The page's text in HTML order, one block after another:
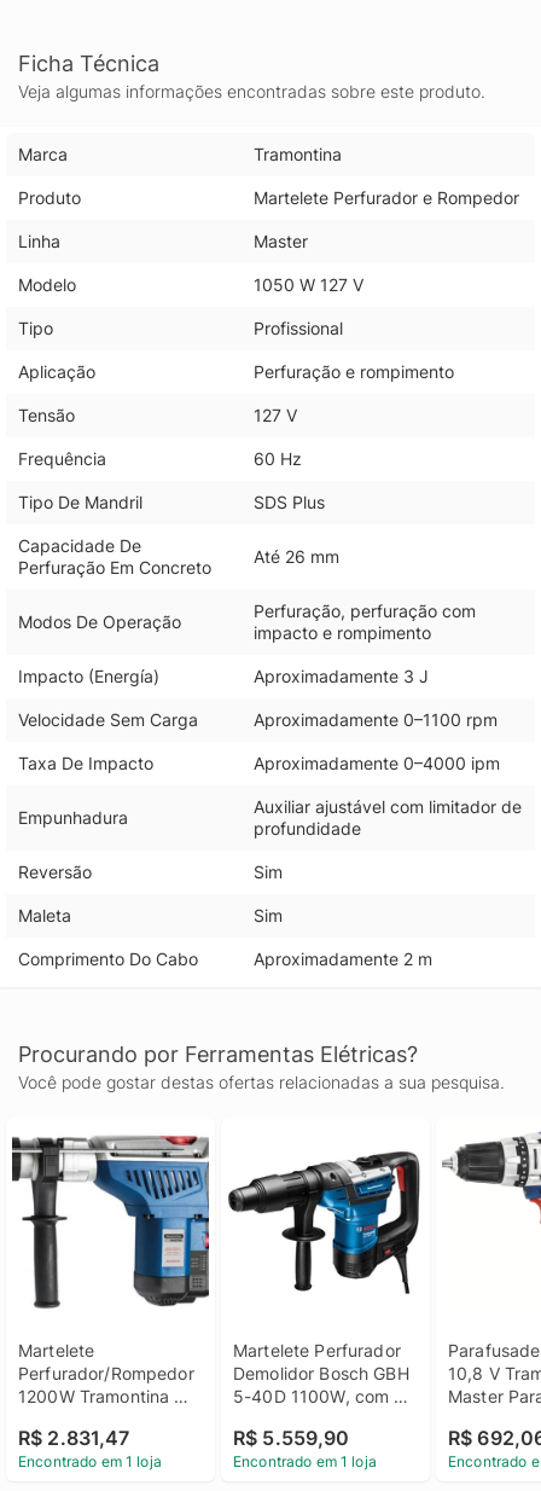
Ficha Técnica
Veja algumas informações encontradas sobre este produto.
Marca Tramontina
Produto Martelete Perfurador e Rompedor
Linha Master
Modelo 1050 W 127 V
Tipo Profissional
Aplicação Perfuração e rompimento
Tensão 127 V
Frequência 60 Hz
Tipo De Mandril SDS Plus
Capacidade De
Perfuração Em Concreto
Até 26 mm
Modos De Operação
Perfuração, perfuração com
impacto e rompimento
Impacto (Energía) Aproximadamente 3 J
Velocidade Sem Carga Aproximadamente 0–1100 rpm
Taxa De Impacto Aproximadamente 0–4000 ipm
Empunhadura
Auxiliar ajustável com limitador de
profundidade
Reversão Sim
Maleta Sim
Comprimento Do Cabo Aproximadamente 2 m
Procurando por Ferramentas Elétricas?
Você pode gostar destas ofertas relacionadas a sua pesquisa.
Martelete
Perfurador/Rompedor
1200W Tramontina
Rápido SDS Max Uso
Profissional Com
R$ 2.831,47
Encontrado em 1 loja
Martelete Perfurador
Demolidor Bosch GBH
5-40D 1100W, com
R$ 5.559,90
Encontrado em 1 loja
10,8 V
Master
De
R$
Encontrado